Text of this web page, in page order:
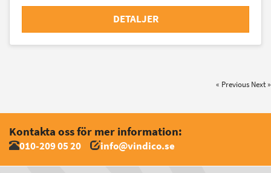
DETALJER
« Previous Next »
Kontakta oss för mer information:
010-209 05 20 info@vindico.se